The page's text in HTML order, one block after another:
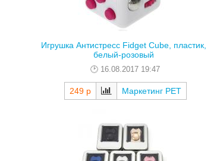
Игрушка Антистресс Fidget Cube, пластик,
белый-розовый
16.08.2017 19:47
249 р Маркетинг РЕТ